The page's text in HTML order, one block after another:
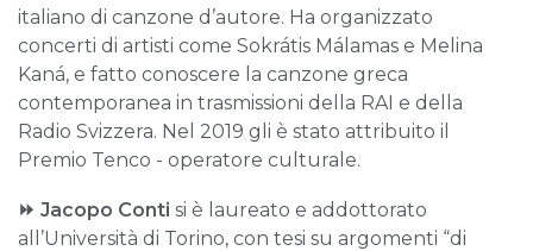
italiano di canzone d’autore. Ha organizzato
concerti di artisti come Sokrátis Málamas e Melina
Kaná, e fatto conoscere la canzone greca
contemporanea in trasmissioni della RAI e della
Radio Svizzera. Nel 2019 gli è stato attribuito il
Premio Tenco - operatore culturale.
⏩ Jacopo Conti si è laureato e addottorato
all’Università di Torino, con tesi su argomenti “di